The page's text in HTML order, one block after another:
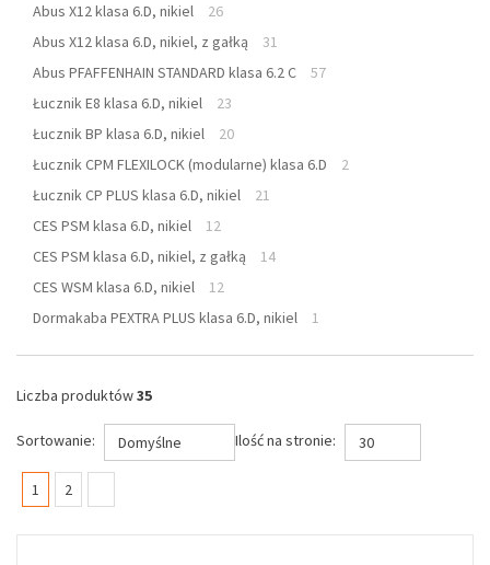
Abus X12 klasa 6.D, nikiel
26
Abus X12 klasa 6.D, nikiel, z gałką
31
Abus PFAFFENHAIN STANDARD klasa 6.2 C
57
Łucznik E8 klasa 6.D, nikiel
23
Łucznik BP klasa 6.D, nikiel
20
Łucznik CPM FLEXILOCK (modularne) klasa 6.D
2
Łucznik CP PLUS klasa 6.D, nikiel
21
CES PSM klasa 6.D, nikiel
12
CES PSM klasa 6.D, nikiel, z gałką
14
CES WSM klasa 6.D, nikiel
12
Dormakaba PEXTRA PLUS klasa 6.D, nikiel
1
Liczba produktów35
Sortowanie: Domyślne Ilość na stronie: 30
1 (current)
2